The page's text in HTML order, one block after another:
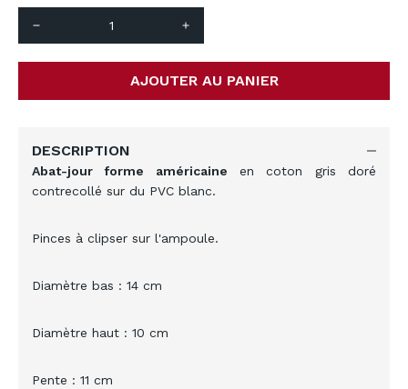
add
remove
AJOUTER AU PANIER
DESCRIPTION
Abat-jour forme américaine en coton gris doré
contrecollé sur du PVC blanc.
Pinces à clipser sur l'ampoule.
Diamètre bas : 14 cm
Diamètre haut : 10 cm
Pente : 11 cm